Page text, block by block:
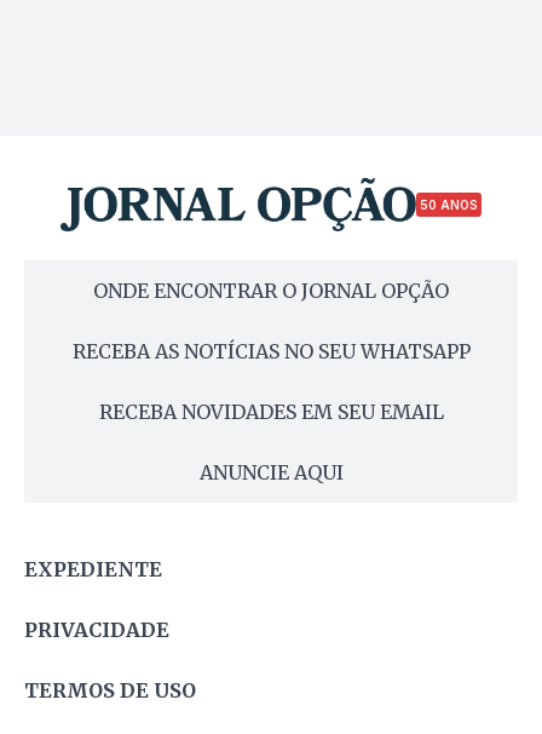
50 ANOS
ONDE ENCONTRAR O JORNAL OPÇÃO
RECEBA AS NOTÍCIAS NO SEU WHATSAPP
RECEBA NOVIDADES EM SEU EMAIL
ANUNCIE AQUI
EXPEDIENTE
PRIVACIDADE
TERMOS DE USO